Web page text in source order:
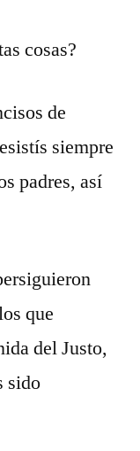
cosas?
de
siempre
padres, así
que
del Justo,
sido